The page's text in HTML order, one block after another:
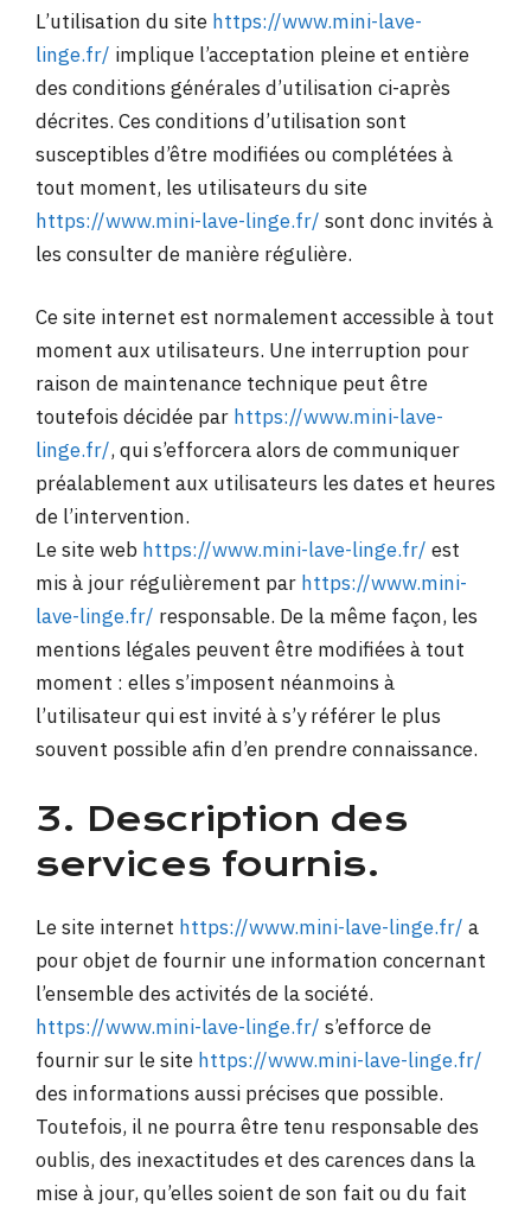
L’utilisation du site https://www.mini-lave-
linge.fr/ implique l’acceptation pleine et entière
des conditions générales d’utilisation ci-après
décrites. Ces conditions d’utilisation sont
susceptibles d’être modifiées ou complétées à
tout moment, les utilisateurs du site
https://www.mini-lave-linge.fr/ sont donc invités à
les consulter de manière régulière.
Ce site internet est normalement accessible à tout
moment aux utilisateurs. Une interruption pour
raison de maintenance technique peut être
toutefois décidée par https://www.mini-lave-
linge.fr/, qui s’efforcera alors de communiquer
préalablement aux utilisateurs les dates et heures
de l’intervention.
Le site web https://www.mini-lave-linge.fr/ est
mis à jour régulièrement par https://www.mini-
lave-linge.fr/ responsable. De la même façon, les
mentions légales peuvent être modifiées à tout
moment : elles s’imposent néanmoins à
l’utilisateur qui est invité à s’y référer le plus
souvent possible afin d’en prendre connaissance.
3. Description des
services fournis.
Le site internet https://www.mini-lave-linge.fr/ a
pour objet de fournir une information concernant
l’ensemble des activités de la société.
https://www.mini-lave-linge.fr/ s’efforce de
fournir sur le site https://www.mini-lave-linge.fr/
des informations aussi précises que possible.
Toutefois, il ne pourra être tenu responsable des
oublis, des inexactitudes et des carences dans la
mise à jour, qu’elles soient de son fait ou du fait